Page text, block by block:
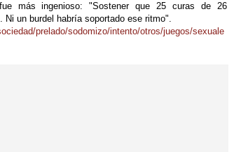
más ingenioso: "Sostener que 25 curas de 26
un burdel habría soportado ese ritmo".
prelado/sodomizo/intento/otros/juegos/sexuale